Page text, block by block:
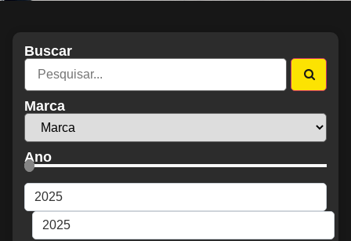
Buscar
Marca
Ano